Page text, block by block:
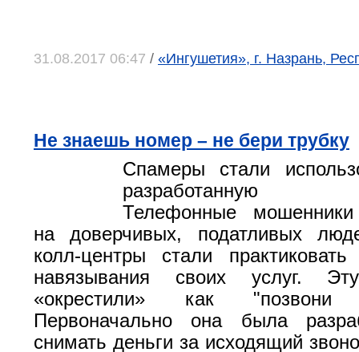
31.08.2017 06:47 / «Ингушетия», г. Назрань,
Не знаешь номер – не бери трубку
Спамеры стали
разработанную
Телефонные мошенники
на доверчивых, податливых
колл-центры стали
навязывания своих услуг.
«окрестили» как
Первоначально она была
снимать деньги за исходящий